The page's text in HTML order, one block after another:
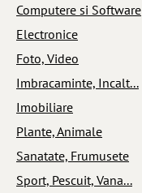
Computere si Software
Electronice
Foto, Video
Imbracaminte, Incalt...
Imobiliare
Plante, Animale
Sanatate, Frumusete
Sport, Pescuit, Vana...